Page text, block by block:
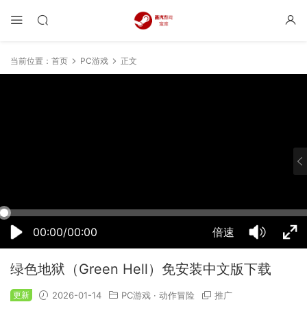
当前位置： 首页 PC游戏 正文
00:00/00:00 倍速
50% 75% 100%
绿色地狱（Green Hell）免安装中文版下载
更新 2026-01-14 PC游戏 · 动作冒险 推广